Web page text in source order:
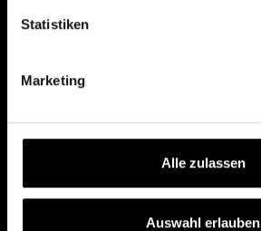
Statistiken
Marketing
Alle zulassen
Auswahl erlauben
Depot eröffnen
Depot übertragen
Konditionen